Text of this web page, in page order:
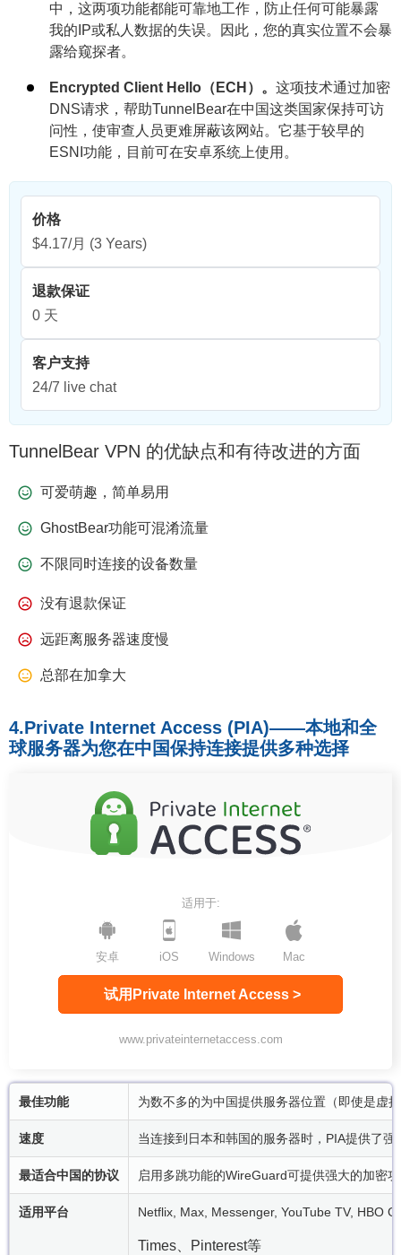
中，这两项功能都能可靠地工作，防止任何可能暴露
我的IP或私人数据的失误。因此，您的真实位置不会暴
露给窥探者。
Encrypted Client Hello（ECH）。 这项技术通过加密
DNS请求，帮助TunnelBear在中国这类国家保持可访
问性，使审查人员更难屏蔽该网站。它基于较早的
ESNI功能，目前可在安卓系统上使用。
价格
$4.17/月 (3 Years)
退款保证
0 天
客户支持
24/7 live chat
TunnelBear VPN 的优缺点和有待改进的方面
可爱萌趣，简单易用
GhostBear功能可混淆流量
不限同时连接的设备数量
没有退款保证
远距离服务器速度慢
总部在加拿大
4.Private Internet Access (PIA)——本地和全
球服务器为您在中国保持连接提供多种选择
适用于:
Windows Mac
安卓 iOS
试用Private Internet Access >
www.privateinternetaccess.com
最佳功能 为数不多的为中国提供服务器位置（即使是虚
速度 当连接到日本和韩国的服务器时，PIA提供了
最适合中国的协议 启用多跳功能的WireGuard可提供强大的加密
适用平台 Netflix, Max, Messenger, YouTube TV, HBO
Times、Pinterest等